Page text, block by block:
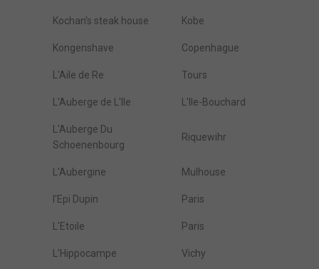
Kochan's steak house Kobe
Kongenshave Copenhague
L'Aile de Re Tours
L'Auberge de L'Ile L'Ile-Bouchard
L'Auberge Du
Schoenenbourg
Riquewihr
L'Aubergine Mulhouse
l'Epi Dupin Paris
L'Etoile Paris
L'Hippocampe Vichy